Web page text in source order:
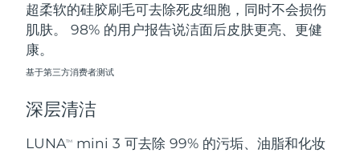
超柔软的硅胶刷毛可去除死皮细胞，同时不会损伤
肌肤。 98% 的用户报告说洁面后皮肤更亮、更健
康。
基于第三方消费者测试
深层清洁
LUNATM
mini 3 可去除 99% 的污垢、油脂和化妆
摩纳哥 预计送达日期8/11/26
荷兰
新西兰
挪威 预计送达日期 8/10/26